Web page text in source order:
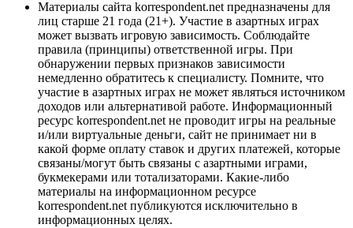
Материалы сайта korrespondent.net предназначены для
лиц старше 21 года (21+). Участие в азартных играх
может вызвать игровую зависимость. Соблюдайте
правила (принципы) ответственной игры. При
обнаружении первых признаков зависимости
немедленно обратитесь к специалисту. Помните, что
участие в азартных играх не может являться источником
доходов или альтернативой работе. Информационный
ресурс korrespondent.net не проводит игры на реальные
и/или виртуальные деньги, сайт не принимает ни в
какой форме оплату ставок и других платежей, которые
связаны/могут быть связаны с азартными играми,
букмекерами или тотализаторами. Какие-либо
материалы на информационном ресурсе
korrespondent.net публикуются исключительно в
информационных целях.